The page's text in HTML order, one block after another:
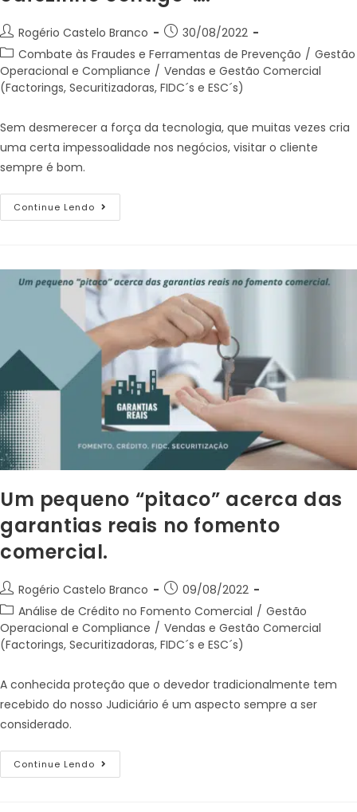
Rogério Castelo Branco
30/08/2022
Combate às Fraudes e Ferramentas de Prevenção / Gestão
Operacional e Compliance / Vendas e Gestão Comercial
(Factorings, Securitizadoras, FIDC´s e ESC´s)
Sem desmerecer a força da tecnologia, que muitas vezes cria
uma certa impessoalidade nos negócios, visitar o cliente
sempre é bom.
Continue Lendo
Um pequeno “pitaco” acerca das
garantias reais no fomento
comercial.
Rogério Castelo Branco
09/08/2022
Análise de Crédito no Fomento Comercial / Gestão
Operacional e Compliance / Vendas e Gestão Comercial
(Factorings, Securitizadoras, FIDC´s e ESC´s)
A conhecida proteção que o devedor tradicionalmente tem
recebido do nosso Judiciário é um aspecto sempre a ser
considerado.
Continue Lendo